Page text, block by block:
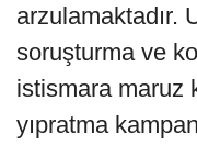
arzulamaktadır.
soruşturma ve
istismara maruz
yıpratma